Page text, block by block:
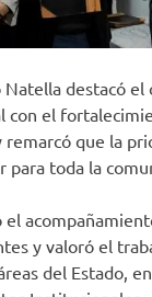
destacó el
con el
remarcó que la
para toda la
el
y valoró el
del Estado,